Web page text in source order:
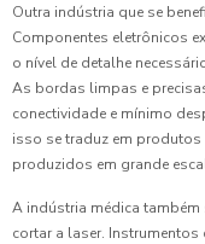
Outra indústria que se
Componentes eletrônicos
o nível de detalhe
As bordas limpas e
conectividade e mínimo
isso se traduz em
produzidos em grande
A indústria médica
cortar a laser.